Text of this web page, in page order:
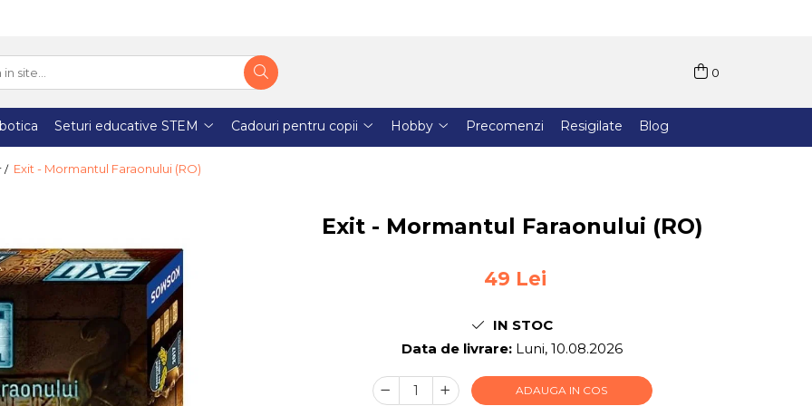
0
Seturi educative STEM Cadouri pentru copii Hobby Precomenzi Resigilate Blog
/ Exit - Mormantul Faraonului (RO)
Exit - Mormantul Faraonului (RO)
49 Lei
IN STOC
Data de livrare: Luni, 10.08.2026
ADAUGA IN COS